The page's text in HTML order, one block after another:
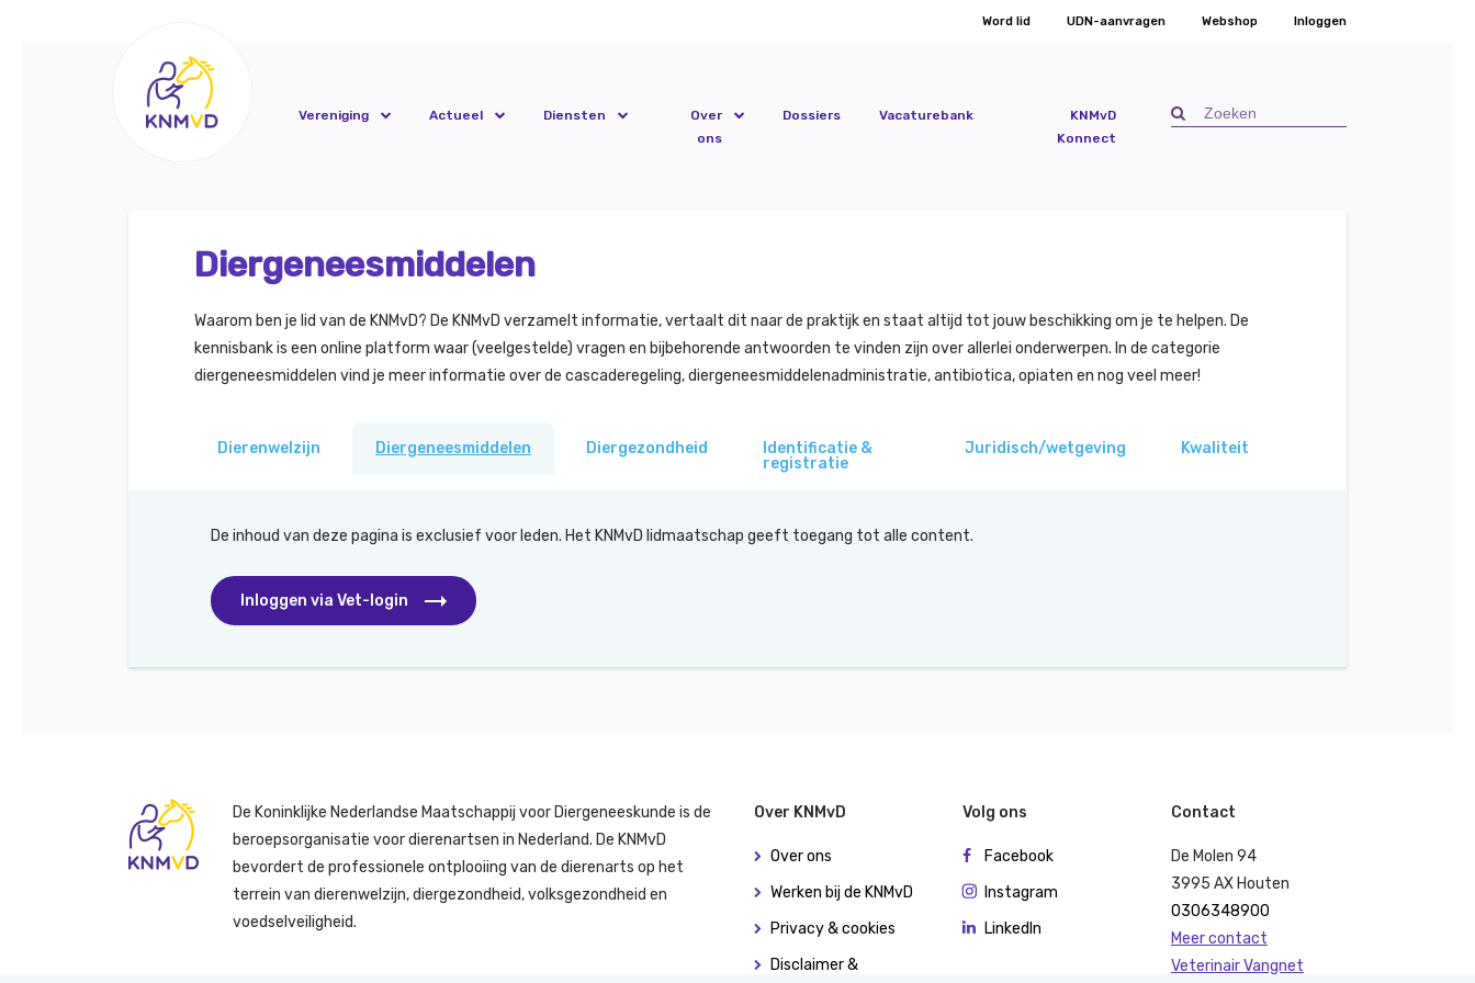
Word lid UDN-aanvragen Webshop Inloggen
Vereniging Actueel Diensten
Over
ons
Dossiers Vacaturebank
KNMvD
Konnect
Diergeneesmiddelen
Waarom ben je lid van de KNMvD? De KNMvD verzamelt informatie, vertaalt dit naar de praktijk en staat altijd tot jouw beschikking om je te helpen. De
kennisbank is een online platform waar (veelgestelde) vragen en bijbehorende antwoorden te vinden zijn over allerlei onderwerpen. In de categorie
diergeneesmiddelen vind je meer informatie over de cascaderegeling, diergeneesmiddelenadministratie, antibiotica, opiaten en nog veel meer!
Dierenwelzijn Diergeneesmiddelen Diergezondheid
Identificatie &
registratie
Juridisch/wetgeving Kwaliteit
De inhoud van deze pagina is exclusief voor leden. Het KNMvD lidmaatschap geeft toegang tot alle content.
Inloggen via Vet-login
De Koninklijke Nederlandse Maatschappij voor Diergeneeskunde is de
beroepsorganisatie voor dierenartsen in Nederland. De KNMvD
bevordert de professionele ontplooiing van de dierenarts op het
terrein van dierenwelzijn, diergezondheid, volksgezondheid en
voedselveiligheid.
Over KNMvD
Over ons
Werken bij de KNMvD
Privacy & cookies
Disclaimer &
Volg ons
Facebook
Instagram
LinkedIn
Contact
De Molen 94
3995 AX Houten
0306348900
Meer contact
Veterinair Vangnet